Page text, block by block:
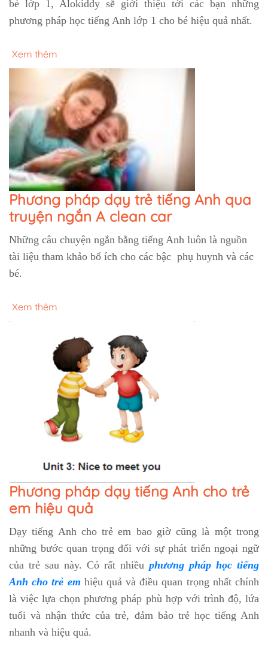
bé lớp 1, Alokiddy sẽ giới thiệu tới các bạn những
phương pháp học tiếng Anh lớp 1 cho bé hiệu quả nhất.
Xem thêm
Phương pháp dạy trẻ tiếng Anh qua
truyện ngắn A clean car
Những câu chuyện ngắn bằng tiếng Anh luôn là nguồn
tài liệu tham khảo bổ ích cho các bậc phụ huynh và các
bé.
Xem thêm
Phương pháp dạy tiếng Anh cho trẻ
em hiệu quả
Dạy tiếng Anh cho trẻ em bao giờ cũng là một trong
những bước quan trọng đối với sự phát triển ngoại ngữ
của trẻ sau này. Có rất nhiều phương pháp học tiếng
Anh cho trẻ em hiệu quả và điều quan trọng nhất chính
là việc lựa chọn phương pháp phù hợp với trình độ, lứa
tuổi và nhận thức của trẻ, đảm bảo trẻ học tiếng Anh
nhanh và hiệu quả.